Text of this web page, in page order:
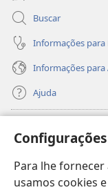
Para lhe
usamos cookies
Buscar
Informações para
Informações para
Ajuda
(abre
nova
janela)
Biblioteca On-
(abre
nova